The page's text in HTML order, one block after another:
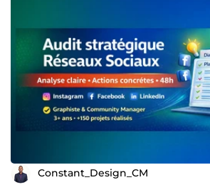
Constant_Design_CM